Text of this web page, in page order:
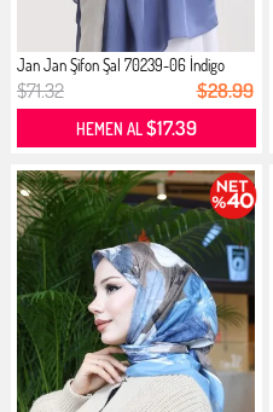
Jan Jan Şifon Şal 70239-06 İndigo
$71.32 $28.99
HEMEN AL$17.39